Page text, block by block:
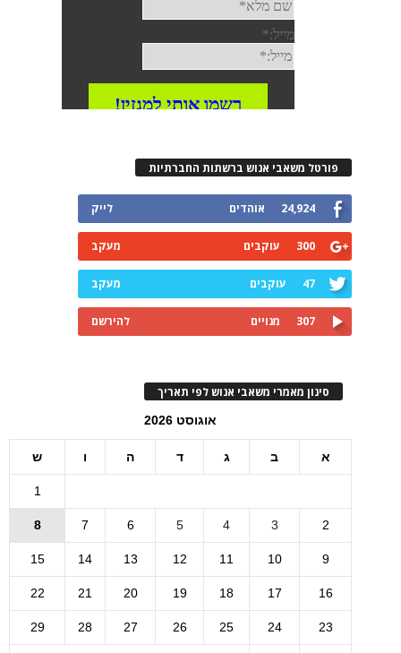
פורטל משאבי אנוש ברשתות החברתיות
24,924 אוהדים לייק
300 עוקבים מעקב
47 עוקבים מעקב
307 מנויים להירשם
סינון מאמרי משאבי אנוש לפי תאריך
אוגוסט 2026
א ב ג ד ה ו ש
1
2
3
4
5
6
7
8
9
10
11
12
13
14
15
16
17
18
19
20
21
22
23
24
25
26
27
28
29